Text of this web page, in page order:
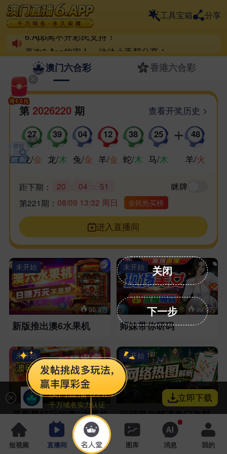
工具宝箱 分享
一个6.App，整个六合界
6.App离不开彩民支持！
喜欢6.App的家人，动动小手帮分享！
祝各位好运爆棚，天天喜中百万！
澳门六合彩 香港六合彩
第 2026220 期
查看开奖历史 >
27
龙/金
39
龙/木
04
兔/金
12
羊/金
38
蛇/木
25
马/木
48
羊/火
距下期： 20 : 04 : 51
眯牌
第221期： 08/09 13:32 周日 全民热买榜
进入直播间
未开始
99.9万
新版推出澳6水果机
未开始
99.9万
师妹带你研码
未开始
99.9万
最新最好玩的澳6水果机
未开始
99.9万
涵涵带你解读热门资料
未开始 未开始
澳门直播 6.APP
千万域名实力认证
立即下载
关闭
下一步
短视频 直播间 名人堂 图库 消息 我的